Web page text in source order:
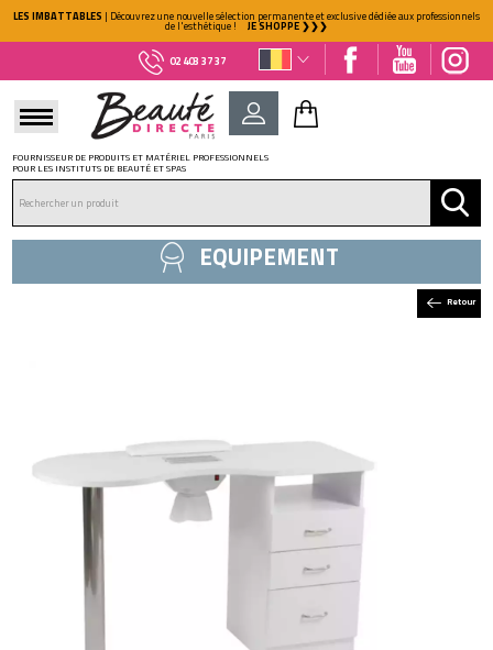
LES IMBATTABLES | Découvrez une nouvelle sélection permanente et exclusive dédiée aux professionnels
de l'esthétique ! JE SHOPPE ❯❯❯
02 403 37 37
Créez votre compte
Créer mon compte
FOURNISSEUR DE PRODUITS ET MATÉRIEL PROFESSIONNELS
POUR LES INSTITUTS DE BEAUTÉ ET SPAS
Retour
EQUIPEMENT